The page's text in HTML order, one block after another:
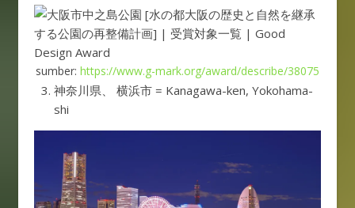
sumber: https://www.g-mark.org/award/describe/38075
神奈川県、 横浜市 = Kanagawa-ken, Yokohama-
shi